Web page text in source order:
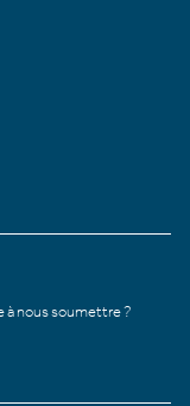
à nous soumettre ?